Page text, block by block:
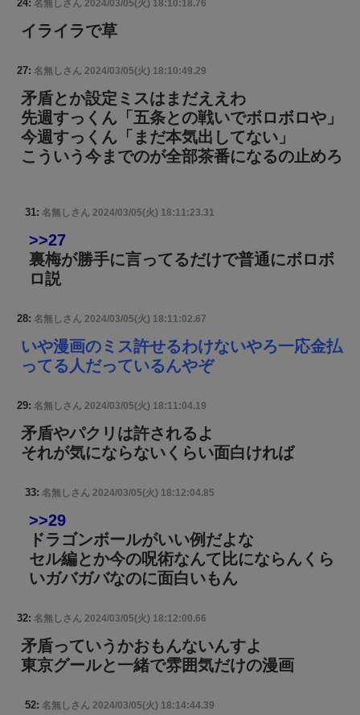
24: 名無しさん 2024/03/05(火) 18:10:18.76
イライラで草
27: 名無しさん 2024/03/05(火) 18:10:49.29
矛盾とか設定ミスはまだええわ
先週すっくん「五条との戦いでボロボロや」
今週すっくん「まだ本気出してない」
こういう今までのが全部茶番になるの止めろ
31: 名無しさん 2024/03/05(火) 18:11:23.31
>>27
裏梅が勝手に言ってるだけで普通にボロボ
ロ説
28: 名無しさん 2024/03/05(火) 18:11:02.67
いや漫画のミス許せるわけないやろ一応金払
ってる人だっているんやぞ
29: 名無しさん 2024/03/05(火) 18:11:04.19
矛盾やパクリは許されるよ
それが気にならないくらい面白ければ
33: 名無しさん 2024/03/05(火) 18:12:04.85
>>29
ドラゴンボールがいい例だよな
セル編とか今の呪術なんて比にならんくら
いガバガバなのに面白いもん
32: 名無しさん 2024/03/05(火) 18:12:00.66
矛盾っていうかおもんないんすよ
東京グールと一緒で雰囲気だけの漫画
52: 名無しさん 2024/03/05(火) 18:14:44.39